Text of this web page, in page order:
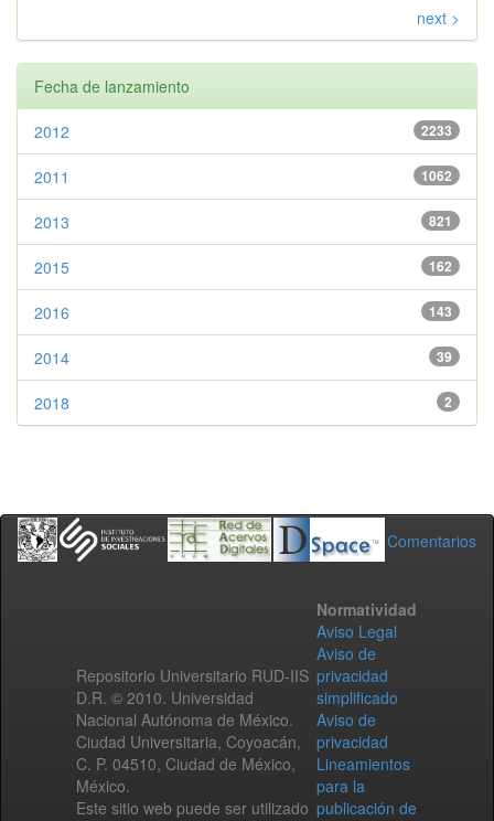
next >
Fecha de lanzamiento
2233
2012
1062
2011
821
2013
162
2015
143
2016
39
2014
2
2018
Comentarios
Repositorio Universitario RUD-IIS
D.R. © 2010. Universidad
Nacional Autónoma de México.
Ciudad Universitaria, Coyoacán,
C. P. 04510, Ciudad de México,
México.
Este sitio web puede ser utilizado
Normatividad
Aviso Legal
Aviso de
privacidad
simplificado
Aviso de
privacidad
Lineamientos
para la
publicación de